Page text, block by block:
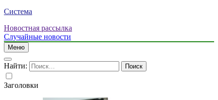
Система
Новостная рассылка
Случайные новости
Меню
Найти:
Заголовки